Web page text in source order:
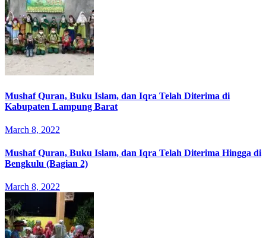
Mushaf Quran, Buku Islam, dan Iqra Telah Diterima di
Kabupaten Lampung Barat
March 8, 2022
Mushaf Quran, Buku Islam, dan Iqra Telah Diterima Hingga di
Bengkulu (Bagian 2)
March 8, 2022